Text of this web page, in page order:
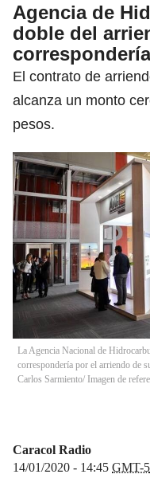
Agencia de
doble del
El contrato de
alcanza un monto
pesos.
La Agencia Nacional de
correspondería por el arriendo de
Carlos Sarmiento/ Imagen de
Caracol Radio
14/01/2020 - 14:45 GMT-5